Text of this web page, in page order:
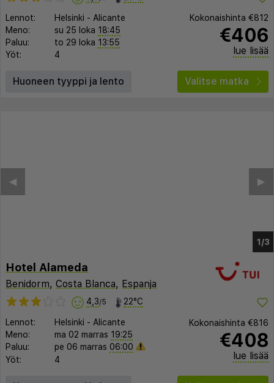
Lennot: Helsinki - Alicante
Meno:
su 25 loka 18:45
Paluu:
to 29 loka 13:55
Yöt:
4
Kokonaishinta €812
€406
lue lisää
Huoneen tyyppi ja lento Valitse matka
Hotel Alameda
Benidorm, Costa Blanca, Espanja
4,3/5 22°C
Lennot: Helsinki - Alicante
Meno:
ma 02 marras 19:25
Paluu:
pe 06 marras 06:00
Yöt:
4
Kokonaishinta €816
€408
lue lisää